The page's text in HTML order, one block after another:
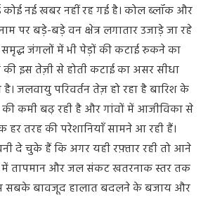
नई खबर नहीं रह गई है। कोल ब्लॉक और
पर बड़े-बड़े वन क्षेत्र लगातार उजाड़े जा रहे
जंगलों में भी पेड़ों की कटाई रुकने का
की इस तेज़ी से होती कटाई का असर सीधा
जलवायु परिवर्तन तेज़ हो रहा है बारिश के
की कमी बढ़ रही है और गांवों में आजीविका से
हर तरह की परेशानियाँ सामने आ रही हैं।
दे चुके हैं कि अगर यही रफ़्तार रही तो आने
में तापमान और जल संकट खतरनाक स्तर तक
सबके बावजूद हालात बदलने के बजाय और